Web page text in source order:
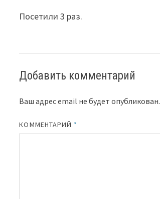
Посетили 3 раз.
Добавить комментарий
Ваш адрес email не будет опубликован.
КОММЕНТАРИЙ *